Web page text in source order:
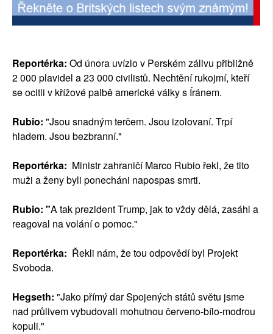
Reportérka: Od února uvízlo v Perském zálivu přibližně
2 000 plavidel a 23 000 civilistů. Nechtění rukojmí, kteří
se ocitli v křížové palbě americké války s Íránem.
Rubio: "Jsou snadným terčem. Jsou izolovaní. Trpí
hladem. Jsou bezbranní."
Reportérka: Ministr zahraničí Marco Rubio řekl, že tito
muži a ženy byli ponecháni napospas smrti.
Rubio: "A tak prezident Trump, jak to vždy dělá, zasáhl a
reagoval na volání o pomoc."
Reportérka: Řekli nám, že tou odpovědí byl Projekt
Svoboda.
Hegseth: "Jako přímý dar Spojených států světu jsme
nad průlivem vybudovali mohutnou červeno-bílo-modrou
kopuli."